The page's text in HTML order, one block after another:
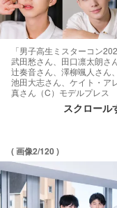
「男子高生ミスターコン
武田愁さん、田口凛太朗さ
辻奏音さん、澤柳颯人さん
池田大志さん、ケイト・ア
真さん（C）モデルプレス
スクロール
( 画像2/120 )